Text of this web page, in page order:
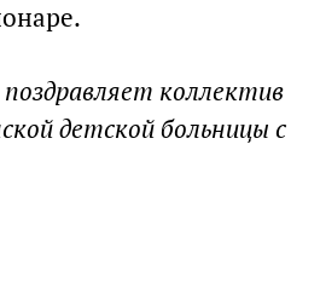
коллектив
детской больницы с